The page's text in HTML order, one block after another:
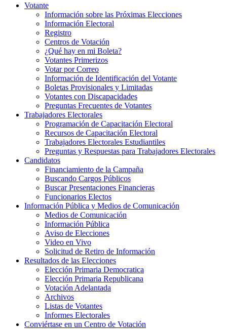
Votante
Información sobre las Próximas Elecciones
Información Electoral
Registro
Centros de Votación
¿Qué hay en mi Boleta?
Votantes Primerizos
Votar por Correo
Información de Identificación del Votante
Boletas Provisionales y Limitadas
Votantes con Discapacidades
Preguntas Frecuentes de Votantes
Trabajadores Electorales
Programación de Capacitación Electoral
Recursos de Capacitación Electoral
Trabajadores Electorales Estudiantiles
Preguntas y Respuestas para Trabajadores Electorales
Candidatos
Financiamiento de la Campaña
Buscando Cargos Públicos
Buscar Presentaciones Financieras
Funcionarios Electos
Información Pública y Medios de Comunicación
Medios de Comunicación
Información Pública
Aviso de Elecciones
Video en Vivo
Solicitud de Retiro de Información
Resultados de las Elecciones
Elección Primaria Democratica
Elección Primaria Republicana
Votación Adelantada
Archivos
Listas de Votantes
Informes Electorales
Conviértase en un Centro de Votación